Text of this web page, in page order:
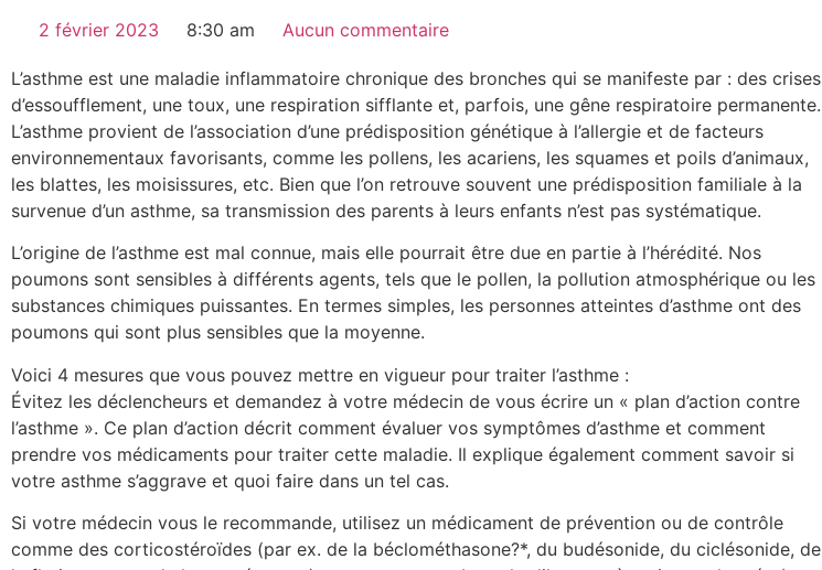
2 février 2023 8:30 am Aucun commentaire
L’asthme est une maladie inflammatoire chronique des bronches qui se manifeste par : des crises
d’essoufflement, une toux, une respiration sifflante et, parfois, une gêne respiratoire permanente.
L’asthme provient de l’association d’une prédisposition génétique à l’allergie et de facteurs
environnementaux favorisants, comme les pollens, les acariens, les squames et poils d’animaux,
les blattes, les moisissures, etc. Bien que l’on retrouve souvent une prédisposition familiale à la
survenue d’un asthme, sa transmission des parents à leurs enfants n’est pas systématique.
L’origine de l’asthme est mal connue, mais elle pourrait être due en partie à l’hérédité. Nos
poumons sont sensibles à différents agents, tels que le pollen, la pollution atmosphérique ou les
substances chimiques puissantes. En termes simples, les personnes atteintes d’asthme ont des
poumons qui sont plus sensibles que la moyenne.
Voici 4 mesures que vous pouvez mettre en vigueur pour traiter l’asthme :
Évitez les déclencheurs et demandez à votre médecin de vous écrire un « plan d’action contre
l’asthme ». Ce plan d’action décrit comment évaluer vos symptômes d’asthme et comment
prendre vos médicaments pour traiter cette maladie. Il explique également comment savoir si
votre asthme s’aggrave et quoi faire dans un tel cas.
Si votre médecin vous le recommande, utilisez un médicament de prévention ou de contrôle
comme des corticostéroïdes (par ex. de la béclométhasone?*, du budésonide, du ciclésonide, de